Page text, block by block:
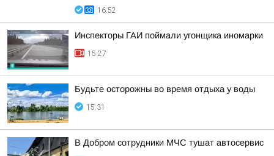
16:52
Инспекторы ГАИ поймали угонщика иномарки
15:27
Будьте осторожны во время отдыха у воды
15:31
В Добром сотрудники МЧС тушат автосервис